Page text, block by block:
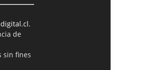
.
de
sin fines